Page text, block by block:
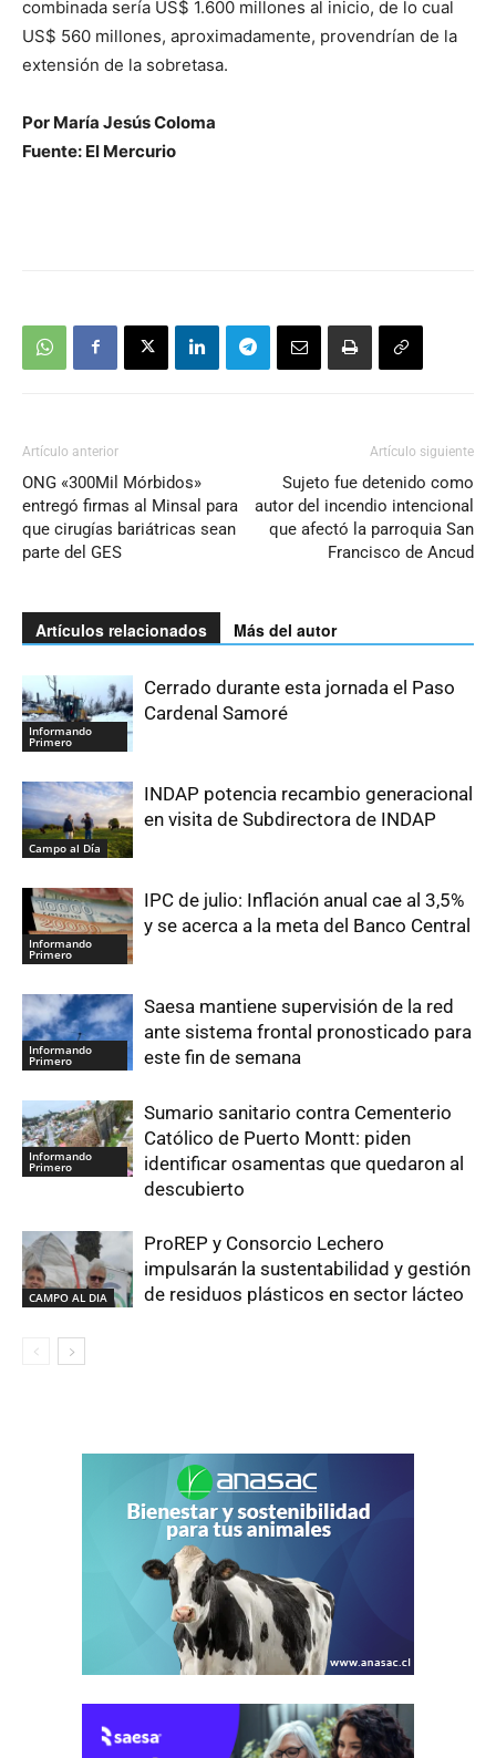
combinada sería US$ 1.600 millones al inicio, de lo cual
US$ 560 millones, aproximadamente, provendrían de la
extensión de la sobretasa.
Por María Jesús Coloma
Fuente: El Mercurio
Artículo anterior
ONG «300Mil Mórbidos»
entregó firmas al Minsal para
que cirugías bariátricas sean
parte del GES
Artículo siguiente
Sujeto fue detenido como
autor del incendio intencional
que afectó la parroquia San
Francisco de Ancud
Artículos relacionados Más del autor
Informando
Primero
Cerrado durante esta jornada el Paso
Cardenal Samoré
Campo al Día
INDAP potencia recambio generacional
en visita de Subdirectora de INDAP
Informando
Primero
IPC de julio: Inflación anual cae al 3,5%
y se acerca a la meta del Banco Central
Informando
Primero
Saesa mantiene supervisión de la red
ante sistema frontal pronosticado para
este fin de semana
Informando
Primero
Sumario sanitario contra Cementerio
Católico de Puerto Montt: piden
identificar osamentas que quedaron al
descubierto
CAMPO AL DIA
ProREP y Consorcio Lechero
impulsarán la sustentabilidad y gestión
de residuos plásticos en sector lácteo